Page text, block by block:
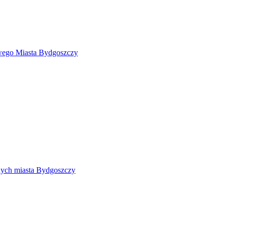
Miasta Bydgoszczy
miasta Bydgoszczy